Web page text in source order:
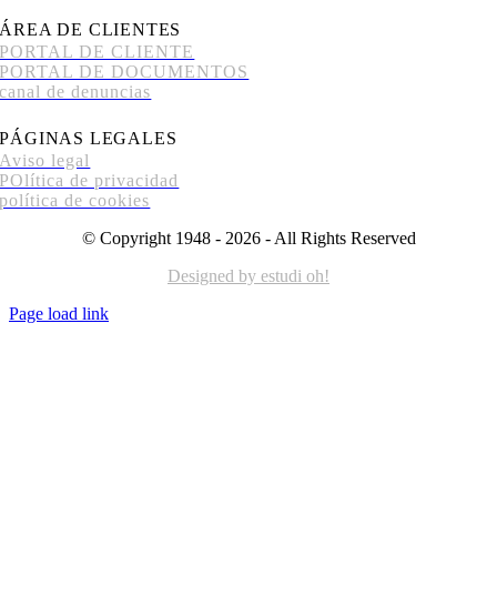
ÁREA DE CLIENTES
PORTAL DE CLIENTE
PORTAL DE DOCUMENTOS
canal de denuncias
PÁGINAS LEGALES
Aviso legal
POlítica de privacidad
política de cookies
© Copyright 1948 - 2026 - All Rights Reserved
Designed by estudi oh!
Page load link